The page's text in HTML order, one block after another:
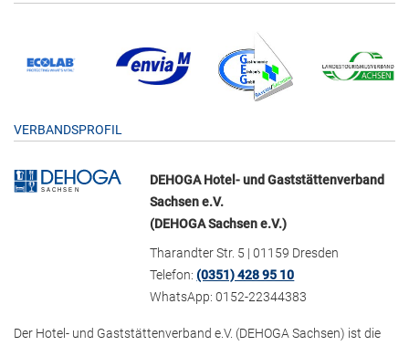
VERBANDSPROFIL
DEHOGA Hotel- und Gaststättenverband
Sachsen e.V.
(DEHOGA Sachsen e.V.)
Tharandter Str. 5 | 01159 Dresden
Telefon:(0351) 428 95 10
WhatsApp: 0152-22344383
Der Hotel- und Gaststättenverband e.V. (DEHOGA Sachsen) ist die